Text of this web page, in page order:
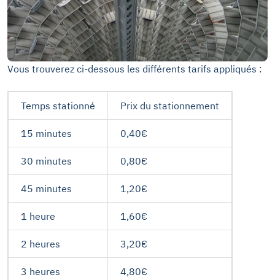
Vous trouverez ci-dessous les différents tarifs appliqués :
Temps stationné Prix du stationnement
15 minutes 0,40€
30 minutes 0,80€
45 minutes 1,20€
1 heure 1,60€
2 heures 3,20€
3 heures 4,80€